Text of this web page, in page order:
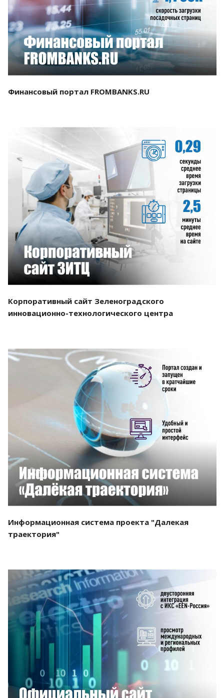
Смотреть проект
Финансовый портал FROMBANKS.RU
Смотреть проект
Корпоративный сайт Зеленоградского
инновационно-технологического центра
Смотреть проект
Информационная система проекта "Далекая
траектория"
Смотреть проект